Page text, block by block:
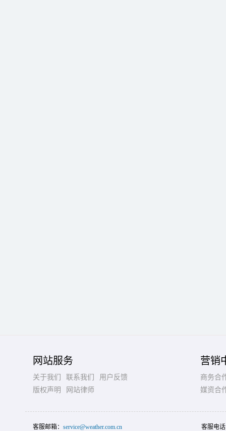
网站服务
关于我们 联系我们
用户反馈
版权声明
网站律师
营销
商务合
媒资合
客服邮箱： service@weather.com.cn 客服电